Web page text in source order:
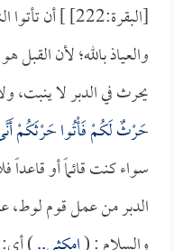
[البقرة:222] ]
والعياذ بالله؛ لأن
يحرث في الدبر لا ينبت،
حَرْثٌ لَكُمْ فَأْتُوا حَرْثَكُمْ
سواء كنت قائماً أو قاعداً
الدبر من عمل قوم لوط،